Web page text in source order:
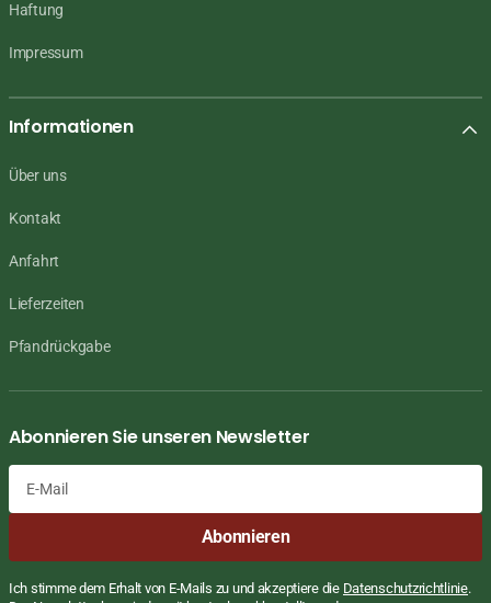
Haftung
Impressum
Informationen
Über uns
Kontakt
Anfahrt
Lieferzeiten
Pfandrückgabe
Abonnieren Sie unseren Newsletter
Abonnieren
Ich stimme dem Erhalt von E-Mails zu und akzeptiere die Datenschutzrichtlinie.